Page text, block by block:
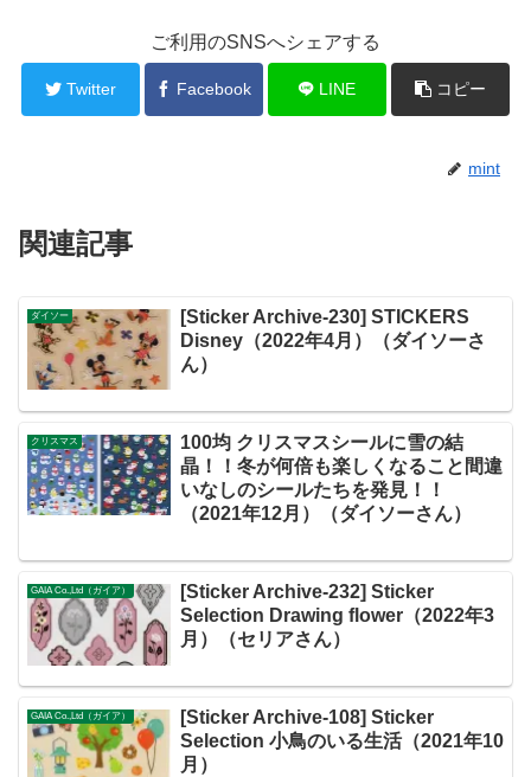
ご利用のSNSへシェアする
Twitter Facebook LINE コピー
mint
関連記事
ダイソー
[Sticker Archive-230] STICKERS
Disney（2022年4月）（ダイソーさ
ん）
クリスマス
100均 クリスマスシールに雪の結
晶！！冬が何倍も楽しくなること間違
いなしのシールたちを発見！！
（2021年12月）（ダイソーさん）
GAIA Co.,Ltd（ガイア）
[Sticker Archive-232] Sticker
Selection Drawing flower（2022年3
月）（セリアさん）
GAIA Co.,Ltd（ガイア）
[Sticker Archive-108] Sticker
Selection 小鳥のいる生活（2021年10
月）